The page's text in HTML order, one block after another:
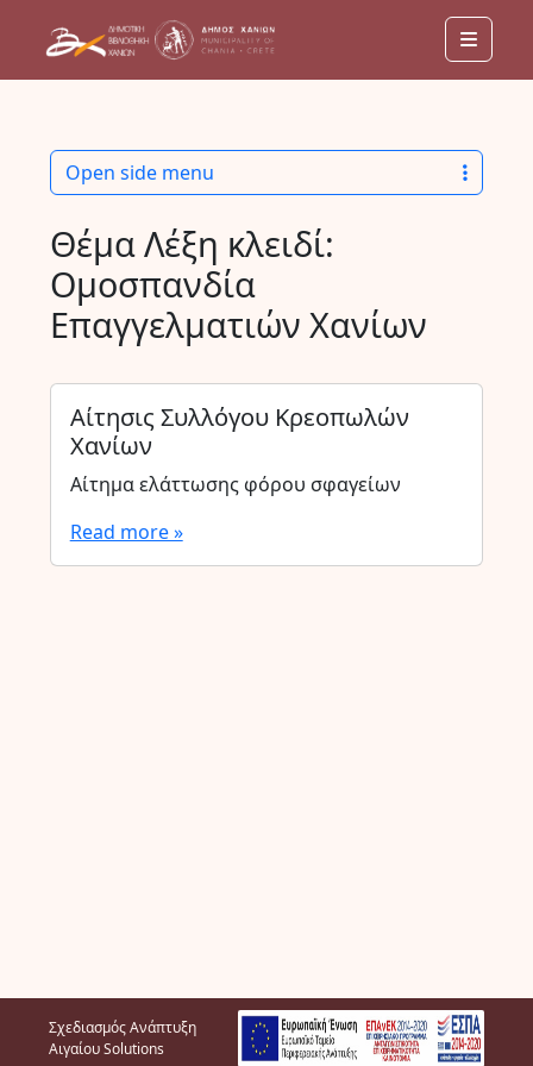
Menu
Θέμα Λέξη κλειδί:
Ομοσπανδία
Επαγγελματιών Χανίων
Αίτησις Συλλόγου Κρεοπωλών
Χανίων
Αίτημα ελάττωσης φόρου σφαγείων
Read more »
Open side menu
Σχεδιασμός Ανάπτυξη
Αιγαίου Solutions